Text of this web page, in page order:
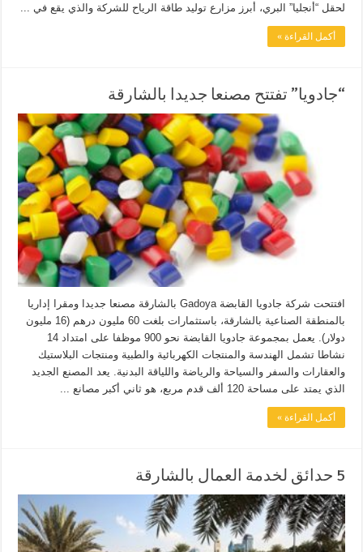
لحقل “أنجليا” البري، أبرز مزارع توليد طاقة الرياح للشركة والذي يقع في ...
أكمل القراءة »
“جادويا” تفتتح مصنعا جديدا بالشارقة
افتتحت شركة جادويا القابضة Gadoya بالشارقة مصنعا جديدا ومقرا إداريا
بالمنطقة الصناعية بالشارقة، باستثمارات بلغت 60 مليون درهم (16 مليون
دولار). يعمل بمجموعة جادويا القابضة نحو 900 موظفا على امتداد 14
نشاطا تشمل الهندسة والمنتجات الكهربائية والطبية ومنتجات البلاستيك
والعقارات والسفر والسياحة والرياضة واللياقة البدنية. يعد المصنع الجديد
الذي يمتد على مساحة 120 ألف قدم مربع، هو ثاني أكبر مصانع ...
أكمل القراءة »
5 حدائق لخدمة العمال بالشارقة